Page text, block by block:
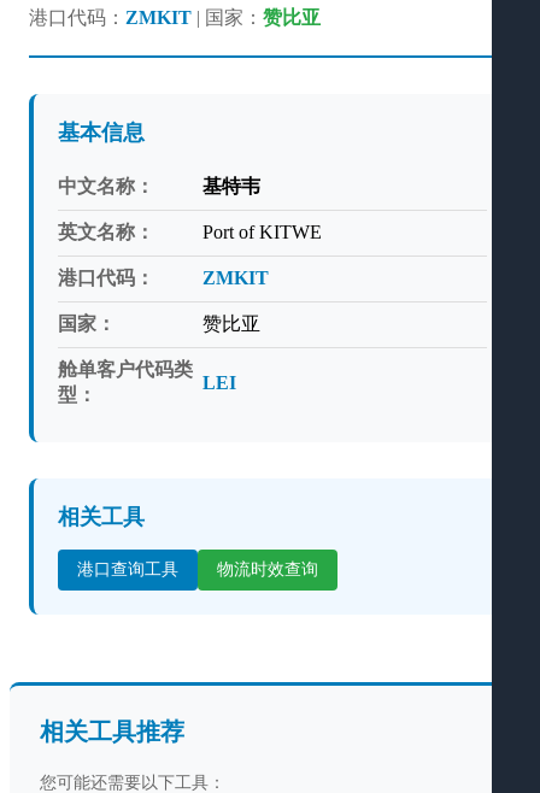
港口代码： ZMKIT | 国家： 赞比亚
基本信息
中文名称： 基特韦
英文名称： Port of KITWE
港口代码： ZMKIT
国家： 赞比亚
舱单客户代码类
型：
LEI
相关工具
港口查询工具 物流时效查询
相关工具推荐
您可能还需要以下工具：